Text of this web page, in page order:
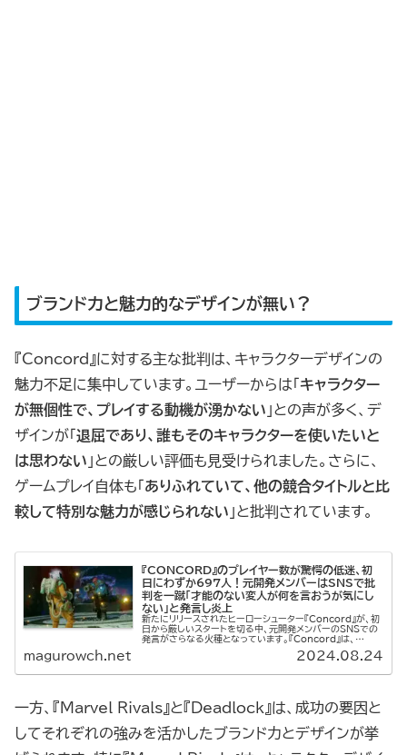
ブランド力と魅力的なデザインが無い？
『Concord』に対する主な批判は、キャラクターデザインの
魅力不足に集中しています。ユーザーからは「キャラクター
が無個性で、プレイする動機が湧かない 」との声が多く、デ
ザインが「退屈であり、誰もそのキャラクターを使いたいと
は思わない 」との厳しい評価も見受けられました。さらに、
ゲームプレイ自体も「ありふれていて、他の競合タイトルと比
較して特別な魅力が感じられない 」と批判されています。
『CONCORD』のプレイヤー数が驚愕の低迷、初
日にわずか697人！元開発メンバーはSNSで批
判を一蹴「才能のない変人が何を言おうが気にし
ない」と発言し炎上
新たにリリースされたヒーローシューター『Concord』が、初
日から厳しいスタートを切る中、元開発メンバーのSNSでの
発言がさらなる火種となっています。『Concord』は、
Firewalk Studiosが8年間もの歳月をかけて開発した
magurowch.net 2024.08.24
一方、『Marvel Rivals』と『Deadlock』は、成功の要因と
してそれぞれの強みを活かしたブランド力とデザインが挙